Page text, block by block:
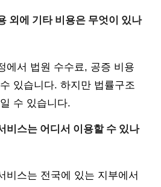
외에 기타 비용은 무엇이 있나
에서 법원 수수료, 공증 비용
있습니다. 하지만 법률구조
수 있습니다.
비스는 어디서 이용할 수 있나
비스는 전국에 있는 지부에서